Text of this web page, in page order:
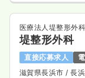
医療法人堤整形外科
堤整形外科
直接応募求人
滋賀県長浜市/ 長